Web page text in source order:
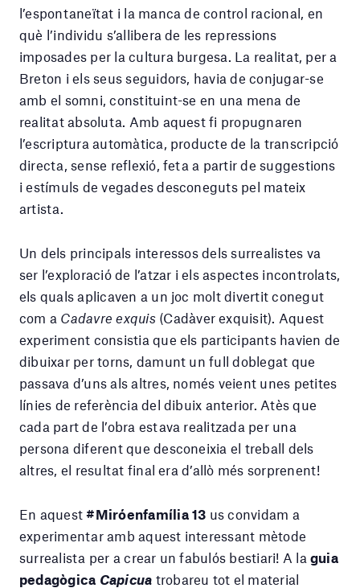
l’espontaneïtat i la manca de control racional, en
què l’individu s’allibera de les repressions
imposades per la cultura burgesa. La realitat, per a
Breton i els seus seguidors, havia de conjugar-se
amb el somni, constituint-se en una mena de
realitat absoluta. Amb aquest fi propugnaren
l’escriptura automàtica, producte de la transcripció
directa, sense reflexió, feta a partir de suggestions
i estímuls de vegades desconeguts pel mateix
artista.
Un dels principals interessos dels surrealistes va
ser l’exploració de l’atzar i els aspectes incontrolats,
els quals aplicaven a un joc molt divertit conegut
com a Cadavre exquis (Cadàver exquisit). Aquest
experiment consistia que els participants havien de
dibuixar per torns, damunt un full doblegat que
passava d’uns als altres, només veient unes petites
línies de referència del dibuix anterior. Atès que
cada part de l’obra estava realitzada per una
persona diferent que desconeixia el treball dels
altres, el resultat final era d’allò més sorprenent!
En aquest#Miróenfamília 13 us convidam a
experimentar amb aquest interessant mètode
surrealista per a crear un fabulós bestiari! A la guia
pedagògica Capicua trobareu tot el material